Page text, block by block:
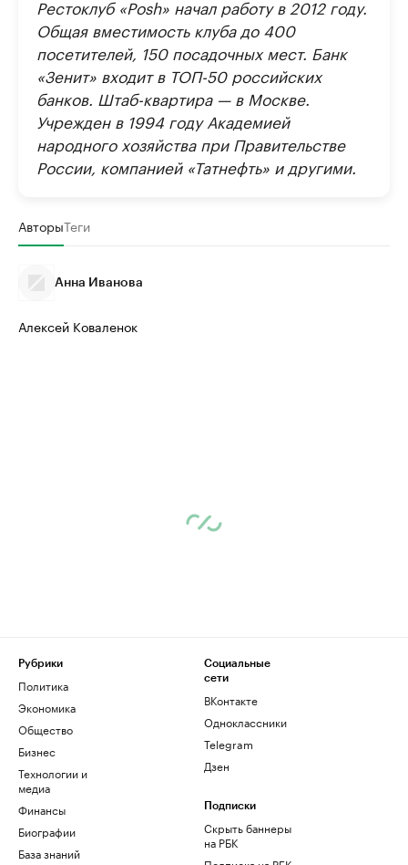
Рестоклуб «Posh» начал работу в 2012 году.
Общая вместимость клуба до 400
посетителей, 150 посадочных мест. Банк
«Зенит» входит в ТОП-50 российских
банков. Штаб-квартира — в Москве.
Учрежден в 1994 году Академией
народного хозяйства при Правительстве
России, компанией «Татнефть» и другими.
АвторыТеги
Анна Иванова
Алексей Коваленок
Рубрики
Политика
Экономика
Общество
Бизнес
Технологии и
медиа
Финансы
Биографии
База знаний
Социальные
сети
ВКонтакте
Одноклассники
Telegram
Дзен
Подписки
Скрыть баннеры
на РБК